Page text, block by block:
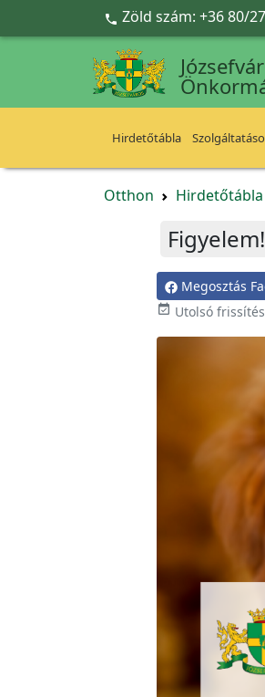
Ugrás a fő tartalomra
 Zöld szám: +36 80/
Hirdetőtábla
Otthon Hirdetőtábla
Megosztás
 Utolsó